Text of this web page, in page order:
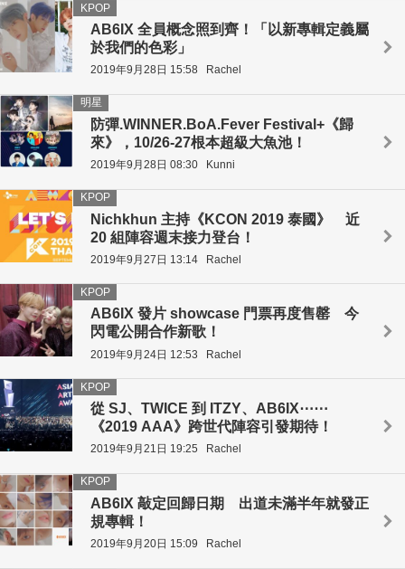
AB6IX 全員概念照到齊！「以新專輯定義屬
於我們的色彩」
KPOP
2019年9月28日 15:58 Rachel
防彈.WINNER.BoA.Fever Festival+《歸
來》，10/26-27根本超級大魚池！
明星
2019年9月28日 08:30 Kunni
Nichkhun 主持《KCON 2019 泰國》 近
20 組陣容週末接力登台！
KPOP
2019年9月27日 13:14 Rachel
AB6IX 發片 showcase 門票再度售罄 今
閃電公開合作新歌！
KPOP
2019年9月24日 12:53 Rachel
從 SJ、TWICE 到 ITZY、AB6IX⋯⋯
《2019 AAA》跨世代陣容引發期待！
KPOP
2019年9月21日 19:25 Rachel
AB6IX 敲定回歸日期 出道未滿半年就發正
規專輯！
KPOP
2019年9月20日 15:09 Rachel